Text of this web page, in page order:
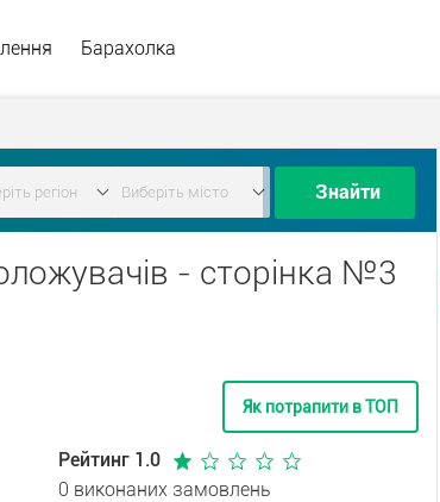
Барахолка
Знайти
- сторінка №3
Як потрапити в ТОП
Рейтинг 1.0
0 виконаних замовлень